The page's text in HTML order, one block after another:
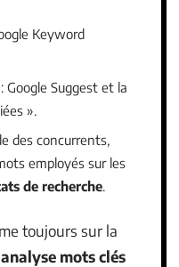
Keyword
Suggest et la
».
des concurrents,
employés sur les
de recherche.
toujours sur la
analyse mots clés